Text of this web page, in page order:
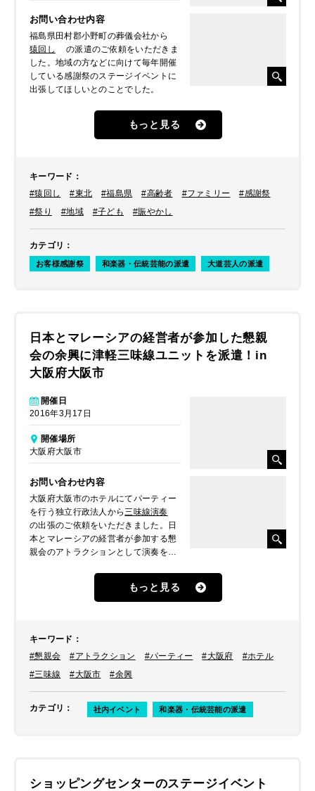
お問い合わせ内容
福島県田村郡小野町の葬儀会社から
猿回し
の派遣のご依頼をいただきま
した。地域の方などに向けて毎年開催
している感謝祭のステージイベントに
出張してほしいとのことでした。
もっと見る
キーワード ：
#猿回し
#東北 #福島県 #高齢者 #ファミリー
#感謝祭
#祭り
#地域 #子ども #賑やかし
カテゴリ ：
お客様感謝祭 和楽器・伝統芸能の派遣 大道芸人の派遣
日本とマレーシアの経営者が参加した懇親
会の余興に津軽三味線ユニットを派遣！in
大阪府大阪市
開催日
2016年3月17日
開催場所
大阪府大阪市
お問い合わせ内容
大阪府大阪市のホテルにてパーティー
を行う独立行政法人から三味線演奏
の出張のご依頼をいただきました。日
本とマレーシアの経営者が参加する懇
親会のアトラクションとして演奏をし
もっと見る
キーワード ：
#懇親会
#アトラクション #パーティー #大阪府
#ホテル
#三味線
#大阪市 #余興
カテゴリ ： 社内イベント 和楽器・伝統芸能の派遣
ショッピングセンターのステージイベント